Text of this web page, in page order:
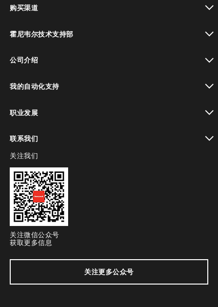
购买渠道
霍尼韦尔技术支持部
公司介绍
我的自动化支持
职业发展
联系我们
toggle view
关注我们
关注微信公众号
获取更多信息
关注更多公众号